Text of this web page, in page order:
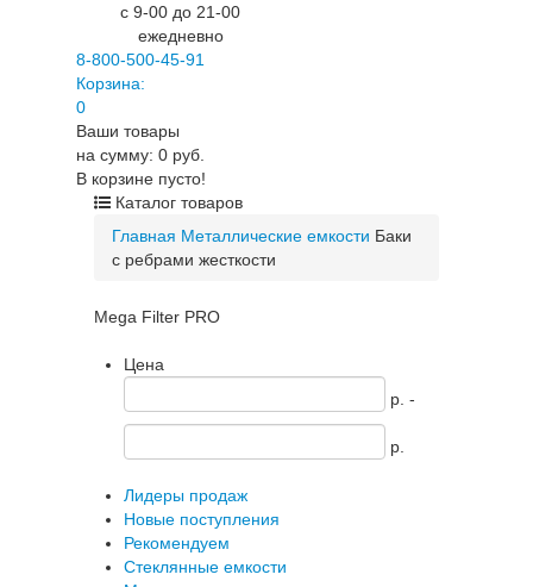
c 9-00 до 21-00
ежедневно
8-800-500-45-91
Корзина:
0
Ваши товары
на сумму: 0 руб.
В корзине пусто!
Каталог товаров
Главная Металлические емкости Баки
с ребрами жесткости
Mega Filter PRO
Цена
p. -
p.
Лидеры продаж
Новые поступления
Рекомендуем
Стеклянные емкости